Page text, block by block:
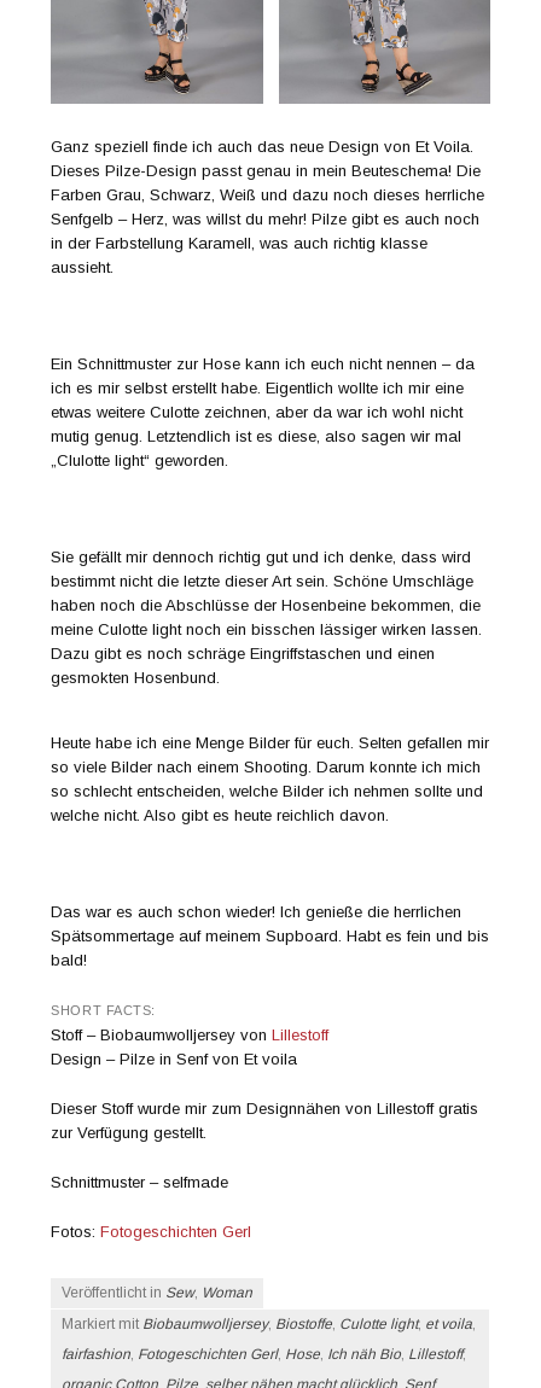
Ganz speziell finde ich auch das neue Design von Et Voila.
Dieses Pilze-Design passt genau in mein Beuteschema! Die
Farben Grau, Schwarz, Weiß und dazu noch dieses herrliche
Senfgelb – Herz, was willst du mehr! Pilze gibt es auch noch
in der Farbstellung Karamell, was auch richtig klasse
aussieht.
Ein Schnittmuster zur Hose kann ich euch nicht nennen – da
ich es mir selbst erstellt habe. Eigentlich wollte ich mir eine
etwas weitere Culotte zeichnen, aber da war ich wohl nicht
mutig genug. Letztendlich ist es diese, also sagen wir mal
„Clulotte light“ geworden.
Sie gefällt mir dennoch richtig gut und ich denke, dass wird
bestimmt nicht die letzte dieser Art sein. Schöne Umschläge
haben noch die Abschlüsse der Hosenbeine bekommen, die
meine Culotte light noch ein bisschen lässiger wirken lassen.
Dazu gibt es noch schräge Eingriffstaschen und einen
gesmokten Hosenbund.
Heute habe ich eine Menge Bilder für euch. Selten gefallen mir
so viele Bilder nach einem Shooting. Darum konnte ich mich
so schlecht entscheiden, welche Bilder ich nehmen sollte und
welche nicht. Also gibt es heute reichlich davon.
Das war es auch schon wieder! Ich genieße die herrlichen
Spätsommertage auf meinem Supboard. Habt es fein und bis
bald!
SHORT FACTS:
Stoff – Biobaumwolljersey vonLillestoff
Design – Pilze in Senf von Et voila
Dieser Stoff wurde mir zum Designnähen von Lillestoff gratis
zur Verfügung gestellt.
Schnittmuster – selfmade
Fotos:Fotogeschichten Gerl
Veröffentlicht in Sew, Woman
Markiert mit Biobaumwolljersey, Biostoffe, Culotte light, et voila,
fairfashion, Fotogeschichten Gerl, Hose, Ich näh Bio, Lillestoff,
organic Cotton Pilze selber nähen macht glücklich Senf,